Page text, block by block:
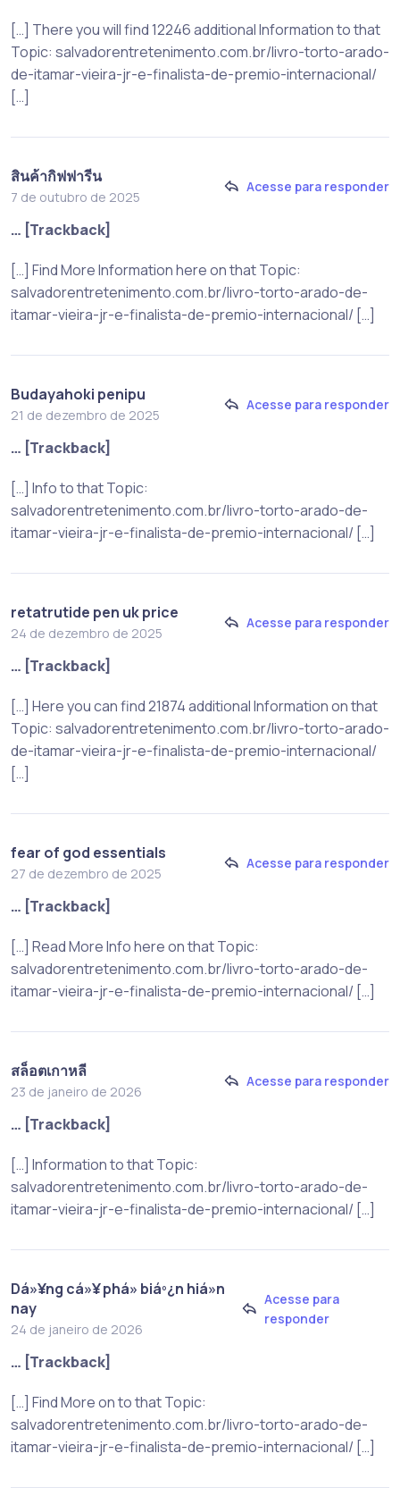
[…] There you will find 12246 additional Information to that
Topic: salvadorentretenimento.com.br/livro-torto-arado-
de-itamar-vieira-jr-e-finalista-de-premio-internacional/
[…]
สินค้ากิฟฟารีน
7 de outubro de 2025
Acesse para responder
… [Trackback]
[…] Find More Information here on that Topic:
salvadorentretenimento.com.br/livro-torto-arado-de-
itamar-vieira-jr-e-finalista-de-premio-internacional/ […]
Budayahoki penipu
21 de dezembro de 2025
Acesse para responder
… [Trackback]
[…] Info to that Topic:
salvadorentretenimento.com.br/livro-torto-arado-de-
itamar-vieira-jr-e-finalista-de-premio-internacional/ […]
retatrutide pen uk price
24 de dezembro de 2025
Acesse para responder
… [Trackback]
[…] Here you can find 21874 additional Information on that
Topic: salvadorentretenimento.com.br/livro-torto-arado-
de-itamar-vieira-jr-e-finalista-de-premio-internacional/
[…]
fear of god essentials
27 de dezembro de 2025
Acesse para responder
… [Trackback]
[…] Read More Info here on that Topic:
salvadorentretenimento.com.br/livro-torto-arado-de-
itamar-vieira-jr-e-finalista-de-premio-internacional/ […]
สล็อตเกาหลี
23 de janeiro de 2026
Acesse para responder
… [Trackback]
[…] Information to that Topic:
salvadorentretenimento.com.br/livro-torto-arado-de-
itamar-vieira-jr-e-finalista-de-premio-internacional/ […]
Dá»¥ng cá»¥ phá» biáº¿n hiá»n
nay
24 de janeiro de 2026
Acesse para
responder
… [Trackback]
[…] Find More on to that Topic:
salvadorentretenimento.com.br/livro-torto-arado-de-
itamar-vieira-jr-e-finalista-de-premio-internacional/ […]